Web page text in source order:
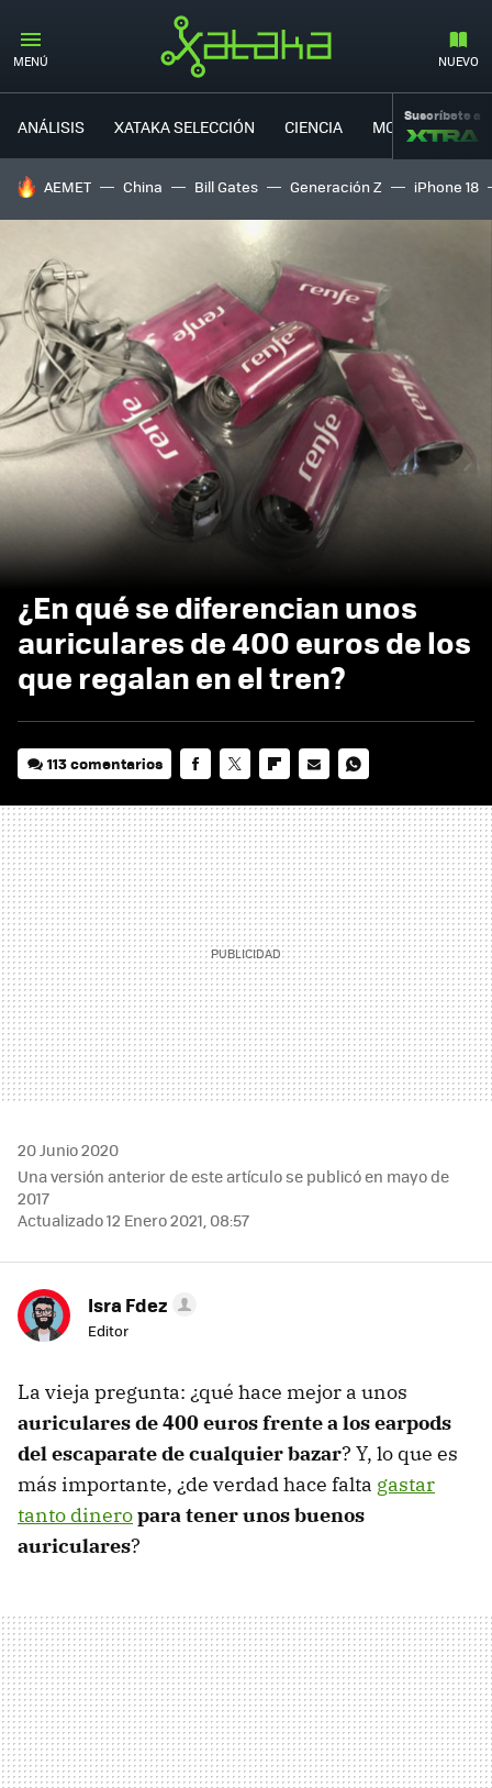
MENÚ NUEVO
ANÁLISIS XATAKA SELECCIÓN CIENCIA MOVILIDAD
Suscríbete a
HOY SE HABLA DE
AEMET China Bill Gates Generación Z iPhone 18
¿En qué se diferencian unos
auriculares de 400 euros de los
que regalan en el tren?
113 comentarios
MAIL
20 Junio 2020
Una versión anterior de este artículo se publicó en mayo de
2017
Actualizado 12 Enero 2021, 08:57
Isra Fdez
Editor
La vieja pregunta: ¿qué hace mejor a unos
auriculares de 400 euros frente a los earpods
del escaparate de cualquier bazar? Y, lo que es
más importante, ¿de verdad hace falta gastar
tanto dineropara tener unos buenos
auriculares?